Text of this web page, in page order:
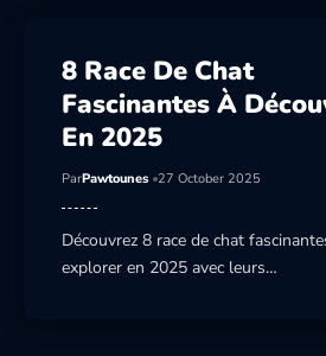
8 Race De Chat
Fascinantes À
En 2025
ParPawtounes 27 October 2025
Découvrez 8 race de chat
explorer en 2025 avec leurs…